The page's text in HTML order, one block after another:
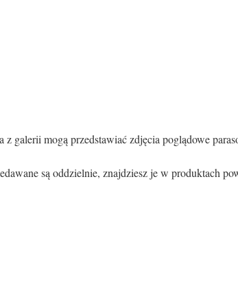
z galerii mogą przedstawiać zdjęcia poglądowe
są oddzielnie, znajdziesz je w produktach